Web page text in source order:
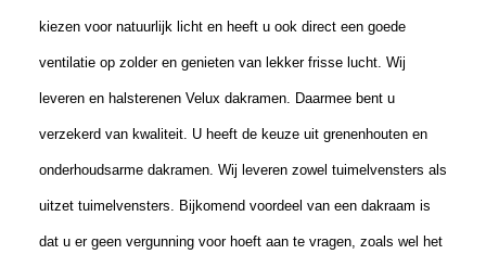
kiezen voor natuurlijk licht en heeft u ook direct een goede
ventilatie op zolder en genieten van lekker frisse lucht. Wij
leveren en halsterenen Velux dakramen. Daarmee bent u
verzekerd van kwaliteit. U heeft de keuze uit grenenhouten en
onderhoudsarme dakramen. Wij leveren zowel tuimelvensters als
uitzet tuimelvensters. Bijkomend voordeel van een dakraam is
dat u er geen vergunning voor hoeft aan te vragen, zoals wel het